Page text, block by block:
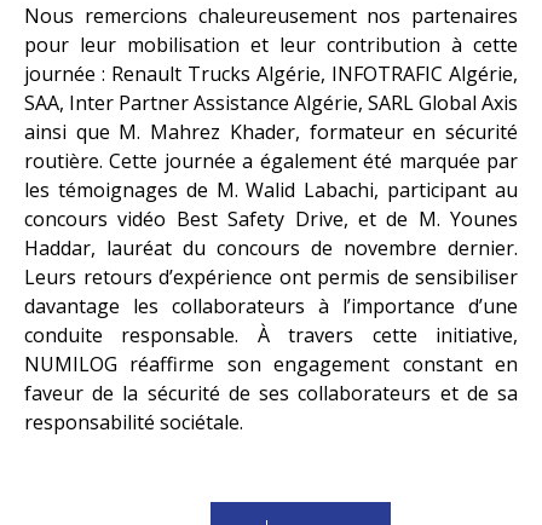
Nous remercions chaleureusement nos partenaires
pour leur mobilisation et leur contribution à cette
journée : Renault Trucks Algérie, INFOTRAFIC Algérie,
SAA, Inter Partner Assistance Algérie, SARL Global Axis
ainsi que M. Mahrez Khader, formateur en sécurité
routière. Cette journée a également été marquée par
les témoignages de M. Walid Labachi, participant au
concours vidéo Best Safety Drive, et de M. Younes
Haddar, lauréat du concours de novembre dernier.
Leurs retours d’expérience ont permis de sensibiliser
davantage les collaborateurs à l’importance d’une
conduite responsable. À travers cette initiative,
NUMILOG réaffirme son engagement constant en
faveur de la sécurité de ses collaborateurs et de sa
responsabilité sociétale.